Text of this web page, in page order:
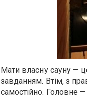
Мати власну сауну —
завданням. Втім, з
самостійно. Головне